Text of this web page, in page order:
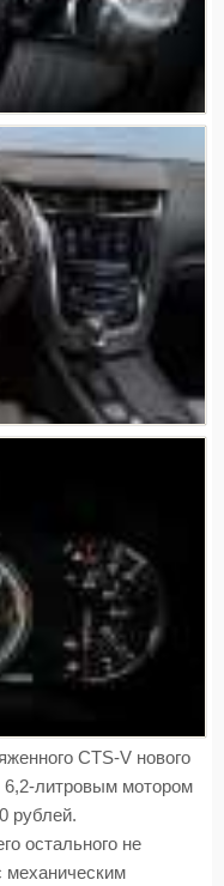
CTS-V нового
6,2-литровым мотором
рублей.
остального не